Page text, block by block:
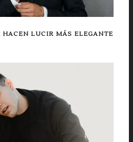
HACEN LUCIR MÁS ELEGANTE